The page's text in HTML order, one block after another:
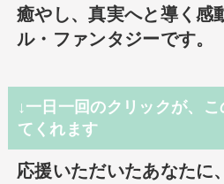
癒やし、真実へと導く感
ル・ファンタジーです。
↓一日一回のクリックが、
てくれます
応援いただいたあなたに